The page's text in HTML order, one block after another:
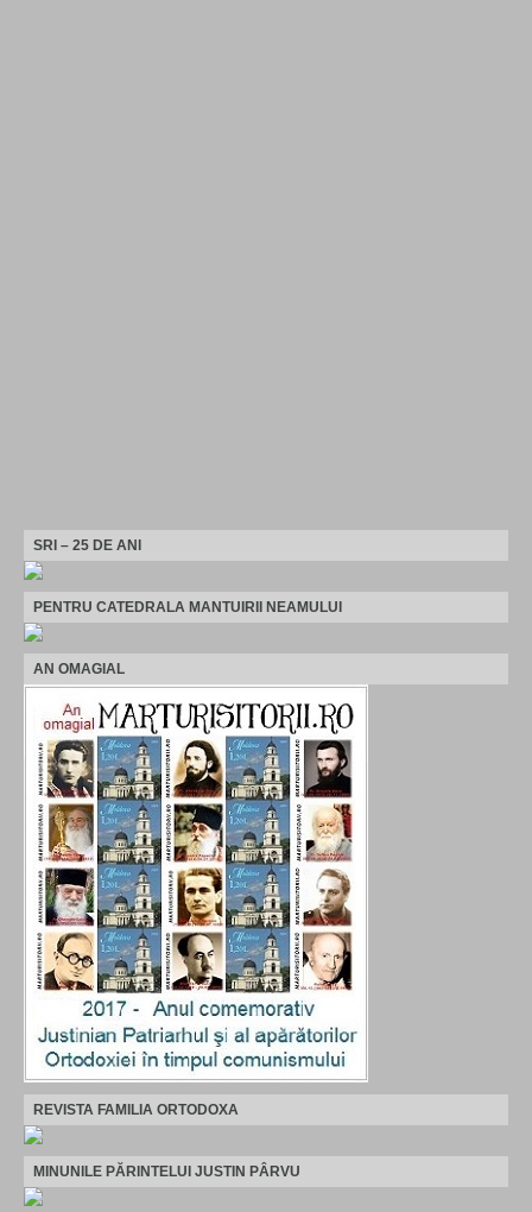
SRI – 25 DE ANI
PENTRU CATEDRALA MANTUIRII NEAMULUI
AN OMAGIAL
REVISTA FAMILIA ORTODOXA
MINUNILE PĂRINTELUI JUSTIN PÂRVU